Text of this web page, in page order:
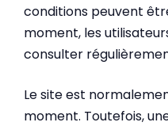
conditions peuvent
moment, les
consulter
Le site est
moment. Toutefois,